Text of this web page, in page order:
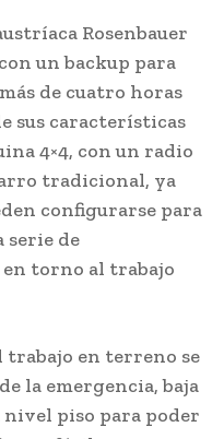
Rosenbauer
un backup para
de cuatro horas
sus características
4×4, con un radio
tradicional, ya
configurarse para
serie de
torno al trabajo
trabajo en terreno se
la emergencia, baja
nivel piso para poder